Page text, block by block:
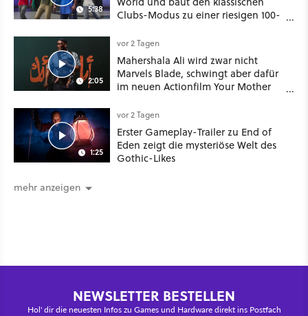
5:38
Clubs-Modus zu einer riesigen 100-
2:05
vor 2 Tagen
Mahershala Ali wird zwar nicht
Marvels Blade, schwingt aber dafür
im neuen Actionfilm Your Mother
Schwert
1:25
vor 2 Tagen
Erster Gameplay-Trailer zu End of
Eden zeigt die mysteriöse Welt des
Gothic-Likes
mehr anzeigen
NEWSLETTER BESTELLEN
Hol' dir die neuesten Infos zu Games und Hardware direkt ins Postfach